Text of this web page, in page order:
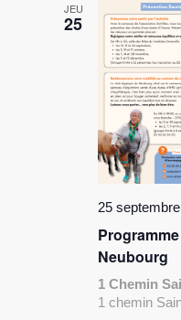
JEU
25
25
Neubourg
1 Chemin
1 chemin